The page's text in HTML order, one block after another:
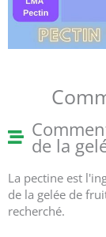
de la
La pectine est
de la gelée de
recherché.